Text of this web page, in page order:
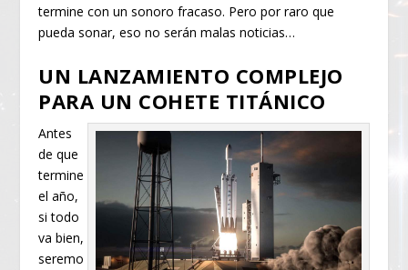
termine con un sonoro fracaso. Pero por raro que
pueda sonar, eso no serán malas noticias…
UN LANZAMIENTO COMPLEJO
PARA UN COHETE TITÁNICO
Antes
de que
termine
el año,
si todo
va bien,
seremo